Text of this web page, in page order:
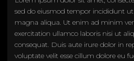
sed do eiusmod tempor incididunt
magna aliqua. Ut enim ad minim
exercitation ullamco laboris nisi ut
consequat. Duis aute irure dolor in
voluptate velit esse cillum dolore eu